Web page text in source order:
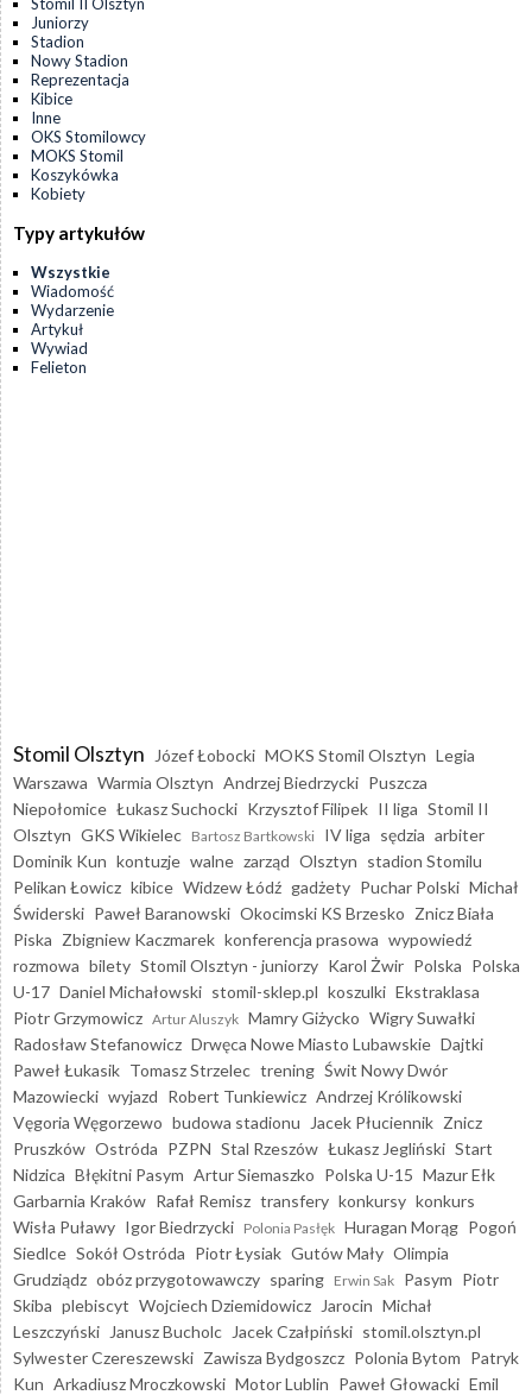
Stomil II Olsztyn
Juniorzy
Stadion
Nowy Stadion
Reprezentacja
Kibice
Inne
OKS Stomilowcy
MOKS Stomil
Koszykówka
Kobiety
Typy artykułów
Wszystkie
Wiadomość
Wydarzenie
Artykuł
Wywiad
Felieton
Stomil Olsztyn Józef Łobocki MOKS Stomil Olsztyn Legia
Warszawa Warmia Olsztyn Andrzej Biedrzycki Puszcza
Niepołomice Łukasz Suchocki Krzysztof Filipek II liga Stomil II
Olsztyn GKS Wikielec Bartosz Bartkowski IV liga sędzia arbiter
Dominik Kun kontuzje walne zarząd Olsztyn stadion Stomilu
Pelikan Łowicz kibice Widzew Łódź gadżety Puchar Polski Michał
Świderski Paweł Baranowski Okocimski KS Brzesko Znicz Biała
Piska Zbigniew Kaczmarek konferencja prasowa wypowiedź
rozmowa bilety Stomil Olsztyn - juniorzy Karol Żwir Polska Polska
U-17 Daniel Michałowski stomil-sklep.pl koszulki Ekstraklasa
Piotr Grzymowicz Artur Aluszyk Mamry Giżycko Wigry Suwałki
Radosław Stefanowicz Drwęca Nowe Miasto Lubawskie Dajtki
Paweł Łukasik Tomasz Strzelec trening Świt Nowy Dwór
Mazowiecki wyjazd Robert Tunkiewicz Andrzej Królikowski
Vęgoria Węgorzewo budowa stadionu Jacek Płuciennik Znicz
Pruszków Ostróda PZPN Stal Rzeszów Łukasz Jegliński Start
Nidzica Błękitni Pasym Artur Siemaszko Polska U-15 Mazur Ełk
Garbarnia Kraków Rafał Remisz transfery konkursy konkurs
Wisła Puławy Igor Biedrzycki Polonia Pasłęk Huragan Morąg Pogoń
Siedlce Sokół Ostróda Piotr Łysiak Gutów Mały Olimpia
Grudziądz obóz przygotowawczy sparing Erwin Sak Pasym Piotr
Skiba plebiscyt Wojciech Dziemidowicz Jarocin Michał
Leszczyński
Janusz Bucholc Jacek Czałpiński stomil.olsztyn.pl
Sylwester Czereszewski Zawisza Bydgoszcz Polonia Bytom Patryk
Kun Arkadiusz Mroczkowski Motor Lublin Paweł Głowacki Emil